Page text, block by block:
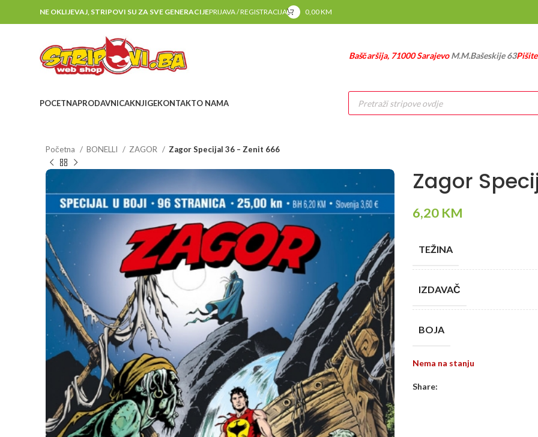
NE OKLIJEVAJ, STRIPOVI SU ZA SVE GENERACIJEPRIJAVA / REGISTRACIJA 0,00KM
Baščaršija, 71000 SarajevoM.M.Bašeskije 63
POCETNAPRODAVNICAKNJIGEKONTAKTO NAMA
Products
search
Početna BONELLI ZAGOR Zagor Specijal 36 – Zenit 666
Zagor
6,20 KM
TEŽINA
IZDAVAČ
BOJA
Nema na stanju
Share: